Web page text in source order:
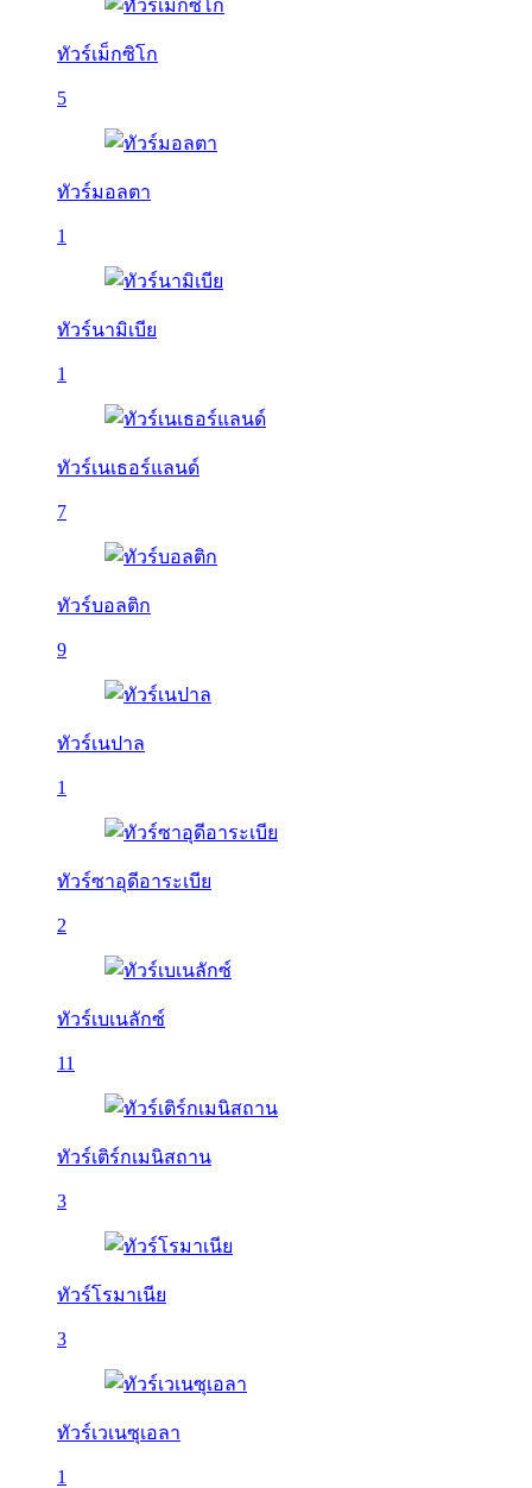
ทัวร์เม็กซิโก
5
ทัวร์มอลตา
1
ทัวร์นามิเบีย
1
ทัวร์เนเธอร์แลนด์
7
ทัวร์บอลติก
9
ทัวร์เนปาล
1
ทัวร์ซาอุดีอาระเบีย
2
ทัวร์เบเนลักซ์
11
ทัวร์เติร์กเมนิสถาน
3
ทัวร์โรมาเนีย
3
ทัวร์เวเนซุเอลา
1